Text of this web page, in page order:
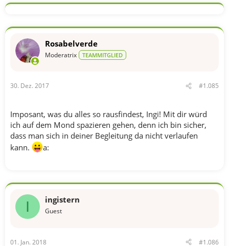
Rosabelverde
Moderatrix TEAMMITGLIED
30. Dez. 2017 #1.085
Imposant, was du alles so rausfindest, Ingi! Mit dir würd
ich auf dem Mond spazieren gehen, denn ich bin sicher,
dass man sich in deiner Begleitung da nicht verlaufen
kann.
a:
I ingistern
Guest
01. Jan. 2018 #1.086